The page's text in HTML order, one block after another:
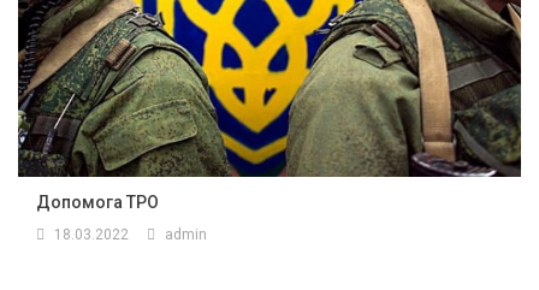
Допомога ТРО
18.03.2022 admin